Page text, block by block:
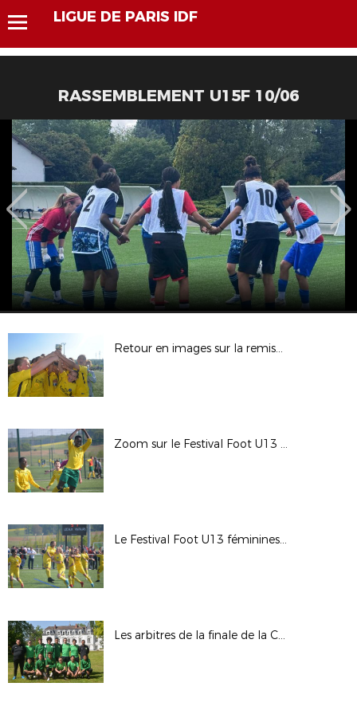
LIGUE DE PARIS IDF
RASSEMBLEMENT U15F 10/06
Retour en images sur la remise des récompenses du Festival Foot U13
Zoom sur le Festival Foot U13 garçons
Le Festival Foot U13 féminines en images
Les arbitres de la finale de la Coupe de France à Campus Paris